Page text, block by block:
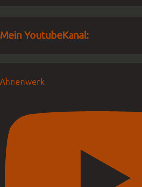
Mein YoutubeKanal:
Ahnenwerk